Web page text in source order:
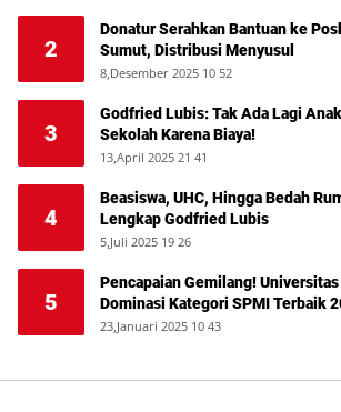
2
Donatur Serahkan Bantuan ke
Sumut, Distribusi Menyusul
8,Desember 2025 10 52
3
Godfried Lubis: Tak Ada Lagi
Sekolah Karena Biaya!
13,April 2025 21 41
4
Beasiswa, UHC, Hingga Bedah
Lengkap Godfried Lubis
5,Juli 2025 19 26
5
Pencapaian Gemilang!
Dominasi Kategori SPMI Terbaik
23,Januari 2025 10 43